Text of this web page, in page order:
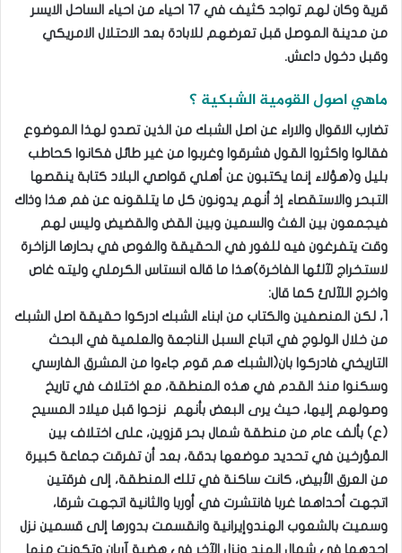
قرية وكان لهم تواجد كثيف في ١٧ احياء من احياء الساحل الايسر
من مدينة الموصل قبل تعرضهم للابادة بعد الاحتلال الامريكي
وقبل دخول داعش.
ماهي اصول القومية الشبكية ؟
تضارب الاقوال والاراء عن اصل الشبك من الذين تصدو لهذا الموضوع
فقالوا واكثروا القول فشرقوا وغربوا من غير طائل فكانوا كحاطب
بليل و(هؤلاء إنما يكتبون عن أهلي قواصي البلاد كتابة ينقصها
التبحر والاستقصاء إذ أنهم يدونون كل ما يتلقونه عن فم هذا وذاك
فيجمعون بين الغث والسمين وبين القض والقضيض وليس لهم
وقت يتفرغون فيه للغور في الحقيقة والغوص في بحارها الزاخرة
لاستخراج لآلئها الفاخرة)هذا ما قاله انستاس الكرملي وليته غاص
واخرج اللآلئ كما قال:
1، لكن المنصفين والكتاب من ابناء الشبك ادركوا حقيقة اصل الشبك
من خلال الولوج في اتباع السبل الناجعة والعلمية في البحث
التاريخي فادركوا بان(الشبك هم قوم جاءوا من المشرق الفارسي
وسكنوا منذ القدم في هذه المنطقة، مع اختلاف في تاريخ
وصولهم إليها، حيث يرى البعض بأنهم نزحوا قبل ميلاد المسيح
(ع) بألف عام من منطقة شمال بحر قزوين، على اختلاف بين
المؤرخين في تحديد موضعها بدقة، بعد أن تفرقت جماعة كبيرة
من العرق الأبيض، كانت ساكنة في تلك المنطقة، إلى فرقتين
اتجهت أحداهما غربا فانتشرت في أوربا والثانية اتجهت شرقا،
وسميت بالشعوب الهندوإيرانية وانقسمت بدورها إلى قسمين نزل
احدهما في شمال الهند ونزل الآخر في هضبة آريان وتكونت منها